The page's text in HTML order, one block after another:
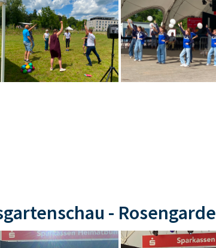
- Rosengarde